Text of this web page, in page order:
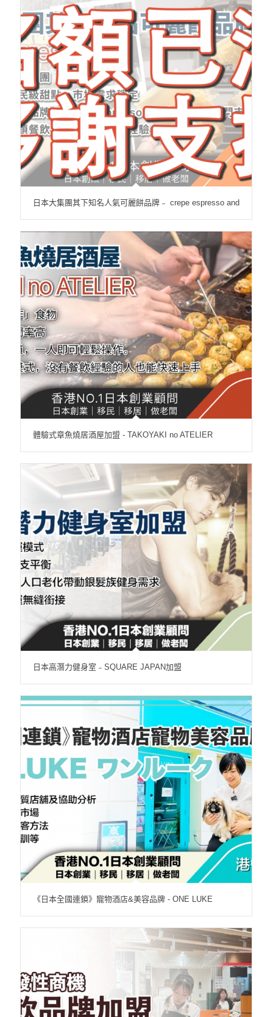
日本大集團其下知名人氣可麗餅品牌﹣ crepe espresso and
體驗式章魚燒居酒屋加盟 - TAKOYAKI no ATELIER
日本高潛力健身室﹣SQUARE JAPAN加盟
《日本全國連鎖》寵物酒店&美容品牌 - ONE LUKE